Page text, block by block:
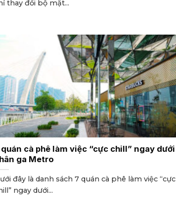
thay đổi bộ mặt...
cà phê làm việc “cực chill” ngay dưới
ga Metro
đây là danh sách 7 quán cà phê làm việc “cực
ngay dưới...